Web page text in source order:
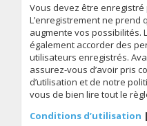
Vous devez être
L’enregistrement ne
augmente vos possibilités.
également accorder des
utilisateurs enregistrés.
assurez-vous d’avoir pris
d’utilisation et de notre
vous de bien lire tout le
Conditions d’utilisation |